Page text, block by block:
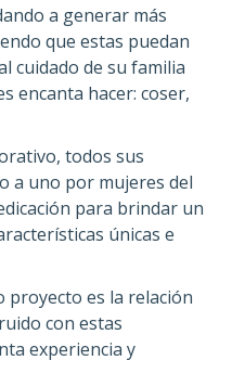
a generar más
que estas puedan
cuidado de su familia
encanta hacer: coser,
todos sus
a uno por mujeres del
para brindar un
únicas e
es la relación
con estas
experiencia y